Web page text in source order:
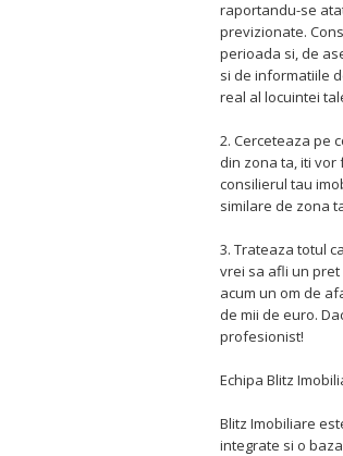
raportandu-se
previzionate.
perioada si, de
si de informatiile
real al locuintei
2. Cerceteaza pe
din zona ta, iti
consilierul tau
similare de zona
3. Trateaza totul
vrei sa afli un
acum un om de
de mii de euro.
profesionist!
Echipa Blitz
Blitz Imobiliare
integrate si o